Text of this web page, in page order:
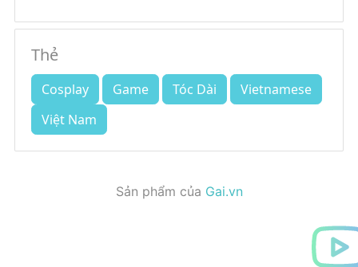
Thẻ
Cosplay Game Tóc Dài
Vietnamese
Việt Nam
Sản phẩm của Gai.vn